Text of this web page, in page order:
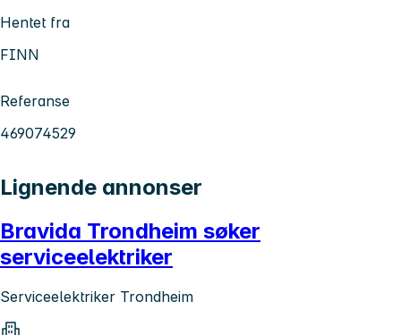
Hentet fra
FINN
Referanse
469074529
Lignende annonser
Bravida Trondheim søker
serviceelektriker
Serviceelektriker Trondheim